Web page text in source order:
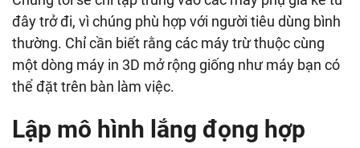
đây trở đi, vì chúng phù hợp với người tiêu dùng bình
thường. Chỉ cần biết rằng các máy trừ thuộc cùng
một dòng máy in 3D mở rộng giống như máy bạn có
thể đặt trên bàn làm việc.
Lập mô hình lắng đọng hợp